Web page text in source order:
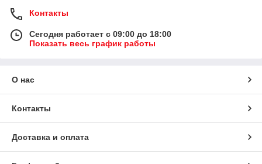
Контакты
Сегодня работает с 09:00 до 18:00
Показать весь график работы
О нас
Контакты
Доставка и оплата